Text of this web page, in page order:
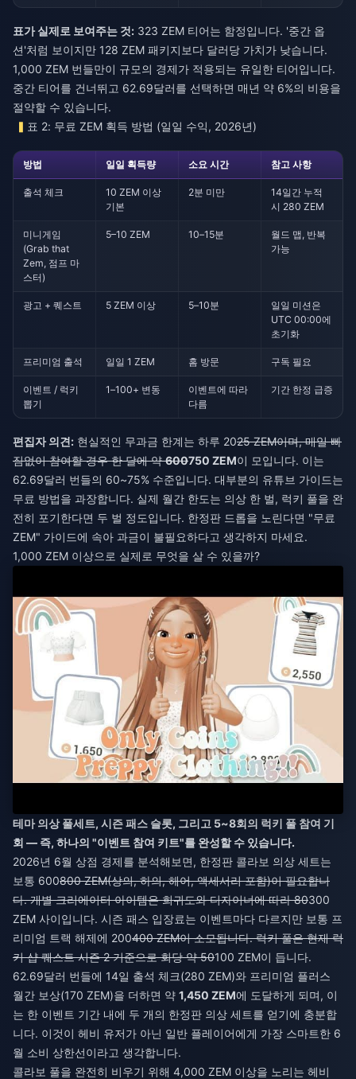
표가 실제로 보여주는 것: 323 ZEM 티어는 함정입니다. '중간 옵
션'처럼 보이지만 128 ZEM 패키지보다 달러당 가치가 낮습니다.
1,000 ZEM 번들만이 규모의 경제가 적용되는 유일한 티어입니다.
중간 티어를 건너뛰고 62.69달러를 선택하면 매년 약 6%의 비용을
절약할 수 있습니다.
표 2: 무료 ZEM 획득 방법 (일일 수익, 2026년)
방법 일일 획득량 소요 시간 참고 사항
출석 체크
10 ZEM 이상
기본
2분 미만
14일간 누적
시 280 ZEM
미니게임
(Grab that
Zem, 점프 마
스터)
5–10 ZEM 10–15분
월드 맵, 반복
가능
광고 + 퀘스트 5 ZEM 이상 5–10분
일일 미션은
UTC 00:00에
초기화
프리미엄 출석 일일 1 ZEM 홈 방문 구독 필요
이벤트 / 럭키
뽑기
1–100+ 변동
이벤트에 따라
다름
기간 한정 급증
편집자 의견: 현실적인 무과금 한계는 하루 2025 ZEM이며, 매일 빠
짐없이 참여할 경우 한 달에 약600750 ZEM이 모입니다. 이는
62.69달러 번들의 60~75% 수준입니다. 대부분의 유튜브 가이드는
무료 방법을 과장합니다. 실제 월간 한도는 의상 한 벌, 럭키 풀을 완
전히 포기한다면 두 벌 정도입니다. 한정판 드롭을 노린다면 "무료
ZEM" 가이드에 속아 과금이 불필요하다고 생각하지 마세요.
1,000 ZEM 이상으로 실제로 무엇을 살 수 있을까?
테마 의상 풀세트, 시즌 패스 슬롯, 그리고 5~8회의 럭키 풀 참여 기
회 — 즉, 하나의 "이벤트 참여 키트"를 완성할 수 있습니다.
2026년 6월 상점 경제를 분석해보면, 한정판 콜라보 의상 세트는
보통 600800 ZEM(상의, 하의, 헤어, 액세서리 포함)이 필요합니
다. 개별 크리에이터 아이템은 희귀도와 디자이너에 따라 80300
ZEM 사이입니다. 시즌 패스 입장료는 이벤트마다 다르지만 보통 프
리미엄 트랙 해제에 200400 ZEM이 소모됩니다. 럭키 풀은 현재 럭
키 샵 퀘스트 시즌 2 기준으로 회당 약 50100 ZEM이 듭니다.
62.69달러 번들에 14일 출석 체크(280 ZEM)와 프리미엄 플러스
월간 보상(170 ZEM)을 더하면 약 1,450 ZEM에 도달하게 되며, 이
는 한 이벤트 기간 내에 두 개의 한정판 의상 세트를 얻기에 충분합
니다. 이것이 헤비 유저가 아닌 일반 플레이어에게 가장 스마트한 6
월 소비 상한선이라고 생각합니다.
콜라보 풀을 완전히 비우기 위해 4,000 ZEM 이상을 노리는 헤비